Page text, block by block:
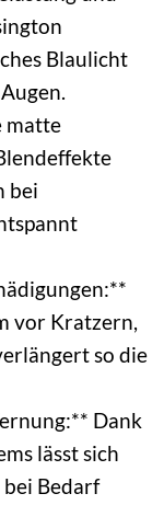
Blaulicht
matte
bei
vor Kratzern,
so die
Dank
lässt sich
Bedarf